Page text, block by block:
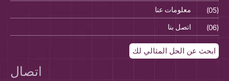
(05)
معلومات عنا
(06)
اتصل بنا
ابحث عن الحل المثالي لك
اتصال